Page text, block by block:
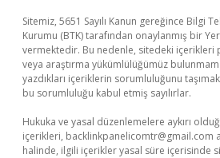
Sitemiz, 5651 Sayılı Kanun gereğince Bilgi
Kurumu (BTK) tarafından onaylanmış bir
vermektedir. Bu nedenle, sitedeki
veya araştırma yükümlülüğümüz
yazdıkları içeriklerin sorumluluğunu
bu sorumluluğu kabul etmiş sayılırlar.
Hukuka ve yasal düzenlemelere aykırı
içerikleri, backlinkpanelicomtr@gmail.com
halinde, ilgili içerikler yasal süre içerisinde